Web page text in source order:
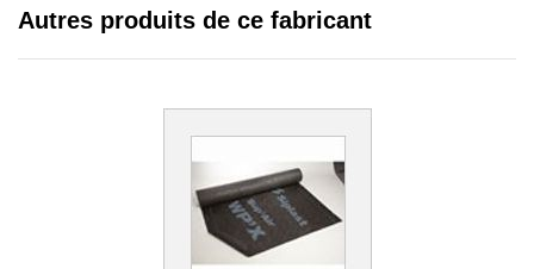
Autres produits de ce fabricant